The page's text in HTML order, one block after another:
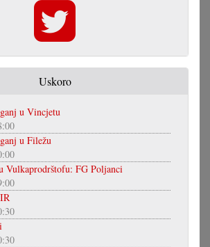
Uskoro
u Vincjetu
u Filežu
Vulkaprodrštofu: FG Poljanci